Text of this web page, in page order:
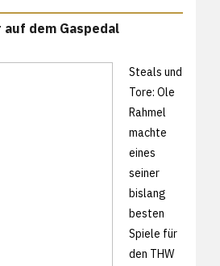
dem Gaspedal
Steals und
Tore: Ole
Rahmel
machte
eines
seiner
bislang
besten
Spiele für
den THW